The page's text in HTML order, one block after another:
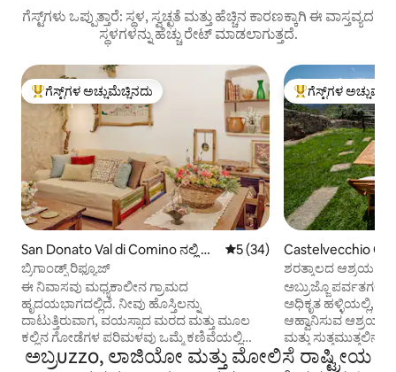
ಗೆಸ್ಟ್‌ಗಳು ಒಪ್ಪುತ್ತಾರೆ: ಸ್ಥಳ, ಸ್ವಚ್ಛತೆ ಮತ್ತು ಹೆಚ್ಚಿನ ಕಾರಣಕ್ಕಾಗಿ ಈ ವಾಸ್ತವ್ಯದ
ಸ್ಥಳಗಳನ್ನು ಹೆಚ್ಚು ರೇಟ್ ಮಾಡಲಾಗುತ್ತದೆ.
ಗೆಸ್ಟ್‌ಗಳಿಗೆ ಅತಿ ಹೆಚ್ಚು ಅಚ್ಚುಮೆಚ್ಚಿನದು
ಗೆಸ್ಟ್‌ಗಳ ಅಚ್ಚುಮೆಚ್ಚಿನದು
San Donato Val di Comino ನಲ್ಲಿ ಮ
ನೆ
5 ರಲ್ಲಿ 5 ಸರಾಸರಿ ರೇಟಿಂಗ್, 34
5 (34)
ಬ್ರಿಗಾಂಡ್ಸ್ ರಿಫ್ಯೂಜ್
ಈ ನಿವಾಸವು ಮಧ್ಯಕಾಲೀನ ಗ್ರಾಮದ
ಹೃದಯಭಾಗದಲ್ಲಿದೆ. ನೀವು ಹೊಸ್ತಿಲನ್ನು
ದಾಟುತ್ತಿರುವಾಗ, ವಯಸ್ಸಾದ ಮರದ ಮತ್ತು ಮೂಲ
ಕಲ್ಲಿನ ಗೋಡೆಗಳ ಪರಿಮಳವು ಒಮ್ಮೆ ಕಣಿವೆಯಲ್ಲಿ
ತಿರುಗಾಡಿದ ಬ್ರಿಗಾಂಡ್‌ಗಳ ಕಥೆಗಳನ್ನು
ಗೆಸ್ಟ್‌ಗಳಿಗೆ ಅತಿ ಹೆಚ್ಚು
ಗೆಸ್ಟ್‌ಗಳ
Castelvecchio
ಚಾಲೆಟ್
ಶರತ್ಕಾಲದ ಆಶ್ರಯ -
ಅಬ್ರುಜ್ಜೊ
ಅಧಿಕೃತ ಹಳ್ಳಿಯಲ್ಲಿ,
ಆಹ್ವಾನಿಸುವ ಆಶ್ರಯವಿದೆ. ಇಲ್ಲಿ, ಹಳ್ಳಿಯ
ಮತ್ತು ಸುತ್ತಮುತ್ತಲಿನ
ಅಪ್ಪಿಕೊಳ್ಳುವಂತೆ ಸ್ವಾಗತಿಸುತ್ತವೆ.
ಅಬ್ರuzzo, ಲಾಜಿಯೋ ಮತ್ತು ಮೋಲಿಸೆ ರಾಷ್ಟ್ರೀಯ